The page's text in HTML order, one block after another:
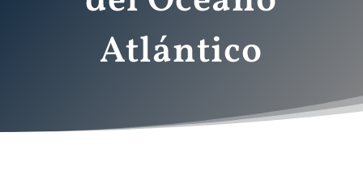
Atlántico